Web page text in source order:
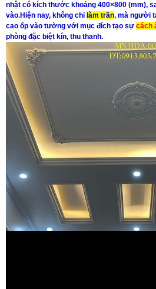
nhật có kích thước khoảng 400×800 (mm),
vào.Hiện nay, không chỉ làm trần, mà người
cao ốp vào tường với mục đích tạo sự cách
phòng đặc biệt kín, thu thanh.